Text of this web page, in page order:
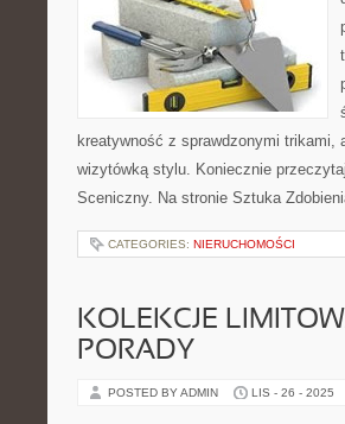
kreatywność z sprawdzonymi trikami,
wizytówką stylu. Koniecznie
Sceniczny. Na stronie Sztuka
CATEGORIES: NIERUCHOMOŚCI
KOLEKCJE
PORADY
POSTED BY ADMIN LIS - 26 - 2025